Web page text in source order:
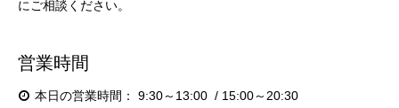
にご相談ください。
営業時間
本日の営業時間： 9:30～13:00 15:00～20:30